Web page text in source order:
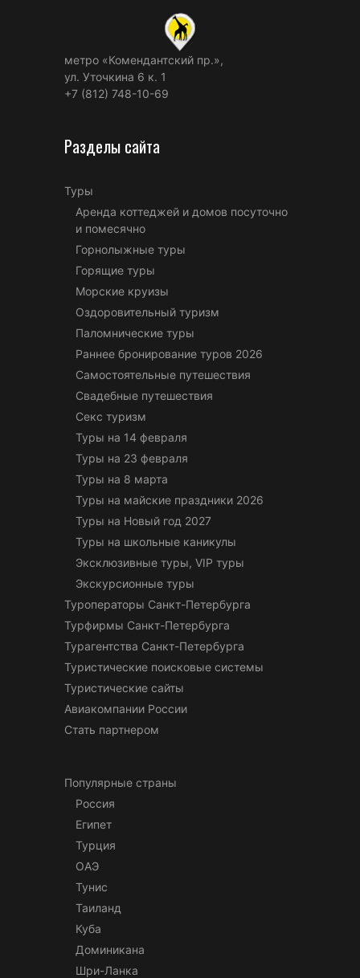
метро «Комендантский пр.»,
ул. Уточкина 6 к. 1
+7 (812) 748-10-69
Разделы сайта
Туры
Аренда коттеджей и домов посуточно
и помесячно
Горнолыжные туры
Горящие туры
Морские круизы
Оздоровительный туризм
Паломнические туры
Раннее бронирование туров 2026
Самостоятельные путешествия
Свадебные путешествия
Секс туризм
Туры на 14 февраля
Туры на 23 февраля
Туры на 8 марта
Туры на майские праздники 2026
Туры на Новый год 2027
Туры на школьные каникулы
Эксклюзивные туры, VIP туры
Экскурсионные туры
Туроператоры Санкт-Петербурга
Турфирмы Санкт-Петербурга
Турагентства Санкт-Петербурга
Туристические поисковые системы
Туристические сайты
Авиакомпании России
Стать партнером
Популярные страны
Россия
Египет
Турция
ОАЭ
Тунис
Таиланд
Куба
Доминикана
Шри-Ланка